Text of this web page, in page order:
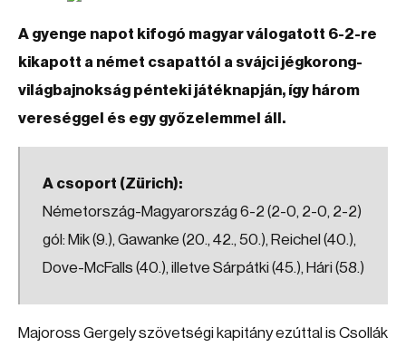
A gyenge napot kifogó magyar válogatott 6-2-re
kikapott a német csapattól a svájci jégkorong-
világbajnokság pénteki játéknapján, így három
vereséggel és egy győzelemmel áll.
A csoport (Zürich):
Németország-Magyarország 6-2 (2-0, 2-0, 2-2)
gól: Mik (9.), Gawanke (20., 42., 50.), Reichel (40.),
Dove-McFalls (40.), illetve Sárpátki (45.), Hári (58.)
Majoross Gergely szövetségi kapitány ezúttal is Csollák